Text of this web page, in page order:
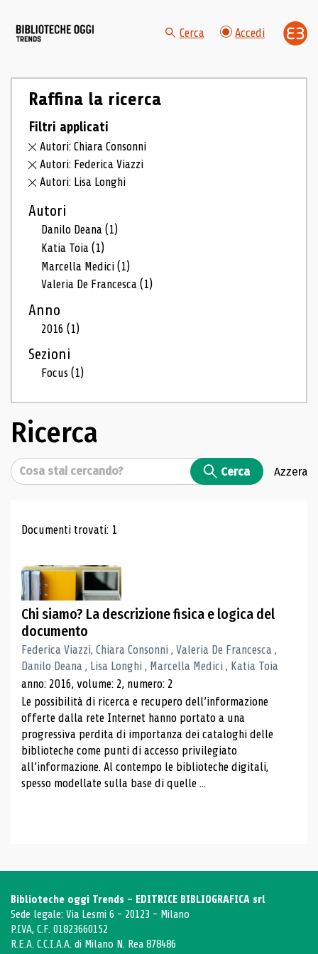
Cerca Accedi
Raffina la ricerca
Filtri applicati
Autori: Chiara Consonni
Autori: Federica Viazzi
Autori: Lisa Longhi
Autori
Danilo Deana(1)
Katia Toia(1)
Marcella Medici(1)
Valeria De Francesca(1)
Anno
2016(1)
Sezioni
Focus(1)
Ricerca
Cerca Cerca Azzera
Risultati di ricerca
Documenti trovati: 1
Chi siamo? La descrizione fisica e logica del
documento
Federica Viazzi, Chiara Consonni , Valeria De Francesca ,
Danilo Deana , Lisa Longhi , Marcella Medici , Katia Toia
anno: 2016, volume: 2, numero: 2
Le possibilità di ricerca e recupero dell’informazione
offerte dalla rete Internet hanno portato a una
progressiva perdita di importanza dei cataloghi delle
biblioteche come punti di accesso privilegiato
all’informazione. Al contempo le biblioteche digitali,
spesso modellate sulla base di quelle ...
Biblioteche oggi Trends - EDITRICE BIBLIOGRAFICA srl
Sede legale: Via Lesmi 6 - 20123 - Milano
P.IVA, C.F. 01823660152
R.E.A. C.C.I.A.A. di Milano N. Rea 878486